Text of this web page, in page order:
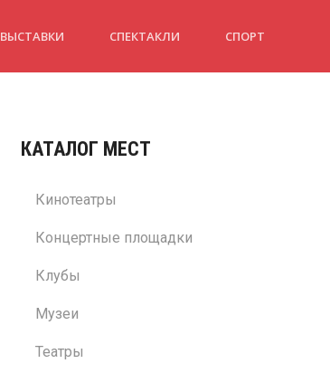
ВЫСТАВКИ СПЕКТАКЛИ СПОРТ
КАТАЛОГ МЕСТ
Кинотеатры
Концертные площадки
Клубы
Музеи
Театры